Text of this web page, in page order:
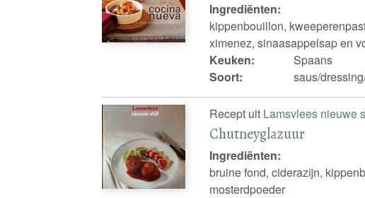
Ingrediënten:
kippenbouillon,
ximenez, sinaasappelsap en
Keuken:
Spaans
Soort:
saus/
Recept uit Lamsvlees nieuwe
Chutneyglazuur
Ingrediënten:
bruine fond, ciderazijn,
mosterdpoeder